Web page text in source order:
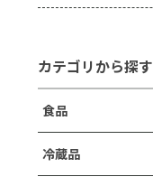
カテゴリから探す
食品
冷蔵品